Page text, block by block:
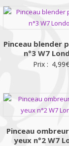
Pinceau blender
n°3 W7
Prix : 4,99€
Pinceau
yeux n°2 W7